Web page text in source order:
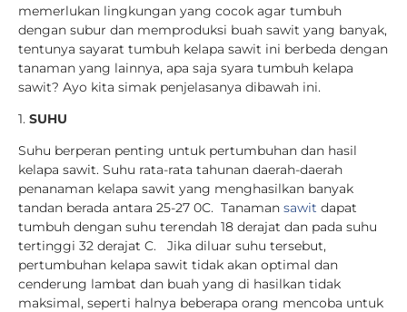
memerlukan lingkungan yang cocok agar tumbuh
dengan subur dan memproduksi buah sawit yang banyak,
tentunya sayarat tumbuh kelapa sawit ini berbeda dengan
tanaman yang lainnya, apa saja syara tumbuh kelapa
sawit? Ayo kita simak penjelasanya dibawah ini.
1. SUHU
Suhu berperan penting untuk pertumbuhan dan hasil
kelapa sawit. Suhu rata-rata tahunan daerah-daerah
penanaman kelapa sawit yang menghasilkan banyak
tandan berada antara 25-27 0C. Tanaman sawit dapat
tumbuh dengan suhu terendah 18 derajat dan pada suhu
tertinggi 32 derajat C. Jika diluar suhu tersebut,
pertumbuhan kelapa sawit tidak akan optimal dan
cenderung lambat dan buah yang di hasilkan tidak
maksimal, seperti halnya beberapa orang mencoba untuk